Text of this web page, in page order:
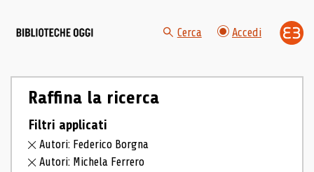
Cerca Accedi
Raffina la ricerca
Filtri applicati
Autori: Federico Borgna
Autori: Michela Ferrero